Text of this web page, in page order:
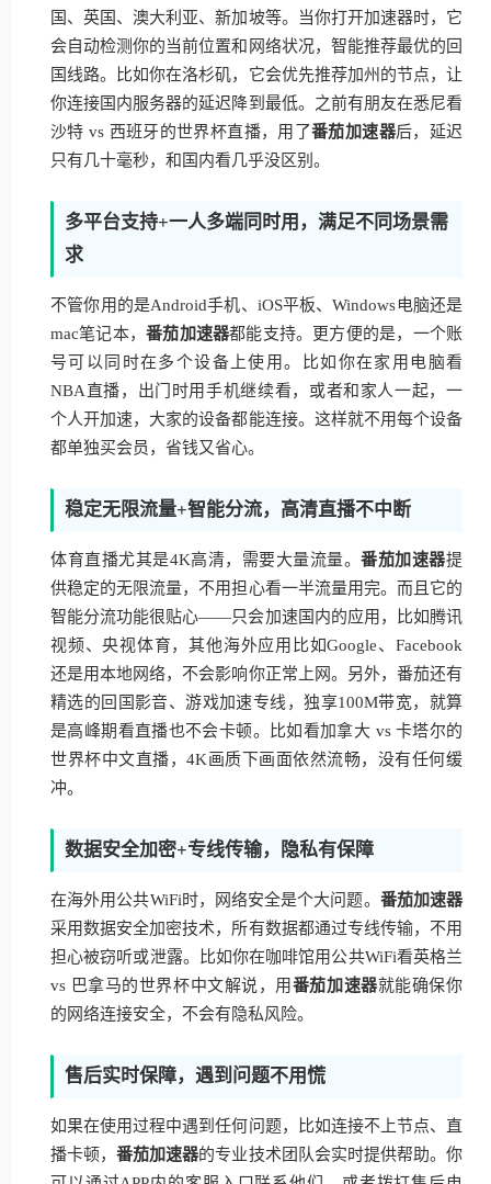
国、英国、澳大利亚、新加坡等。当你打开加速器时，它
会自动检测你的当前位置和网络状况，智能推荐最优的回
国线路。比如你在洛杉矶，它会优先推荐加州的节点，让
你连接国内服务器的延迟降到最低。之前有朋友在悉尼看
沙特 vs 西班牙的世界杯直播，用了番茄加速器后，延迟
只有几十毫秒，和国内看几乎没区别。
多平台支持+一人多端同时用，满足不同场景需
求
不管你用的是Android手机、iOS平板、Windows电脑还是
mac笔记本，番茄加速器都能支持。更方便的是，一个账
号可以同时在多个设备上使用。比如你在家用电脑看
NBA直播，出门时用手机继续看，或者和家人一起，一
个人开加速，大家的设备都能连接。这样就不用每个设备
都单独买会员，省钱又省心。
稳定无限流量+智能分流，高清直播不中断
体育直播尤其是4K高清，需要大量流量。番茄加速器提
供稳定的无限流量，不用担心看一半流量用完。而且它的
智能分流功能很贴心——只会加速国内的应用，比如腾讯
视频、央视体育，其他海外应用比如Google、Facebook
还是用本地网络，不会影响你正常上网。另外，番茄还有
精选的回国影音、游戏加速专线，独享100M带宽，就算
是高峰期看直播也不会卡顿。比如看加拿大 vs 卡塔尔的
世界杯中文直播，4K画质下画面依然流畅，没有任何缓
冲。
数据安全加密+专线传输，隐私有保障
在海外用公共WiFi时，网络安全是个大问题。 番茄加速器
采用数据安全加密技术，所有数据都通过专线传输，不用
担心被窃听或泄露。比如你在咖啡馆用公共WiFi看英格兰
vs 巴拿马的世界杯中文解说，用番茄加速器就能确保你
的网络连接安全，不会有隐私风险。
售后实时保障，遇到问题不用慌
如果在使用过程中遇到任何问题，比如连接不上节点、直
播卡顿，番茄加速器的专业技术团队会实时提供帮助。你